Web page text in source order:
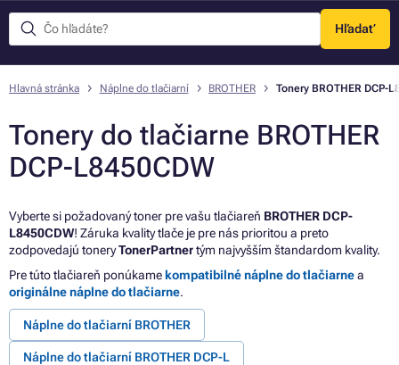
Hľadať
Menu
Hlavná stránka Náplne do tlačiarní BROTHER Tonery BROTHER DCP-
Tonery do tlačiarne BROTHER
DCP-L8450CDW
Vyberte si požadovaný toner pre vašu tlačiareň BROTHER DCP-
L8450CDW! Záruka kvality tlače je pre nás prioritou a preto
zodpovedajú toneryTonerPartnertým najvyšším štandardom kvality.
Pre túto tlačiareň ponúkame kompatibilné náplne do tlačiarnea
originálne náplne do tlačiarne.
Náplne do tlačiarní BROTHER
Náplne do tlačiarní BROTHER DCP-L